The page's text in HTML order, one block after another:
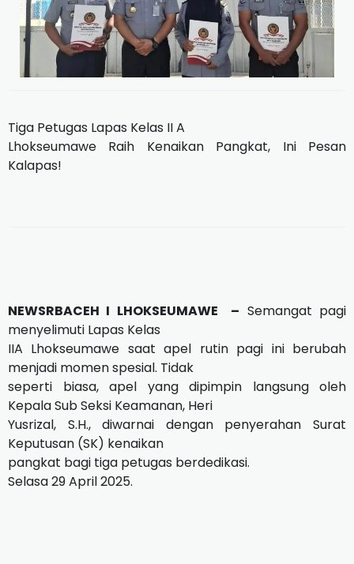
Tiga Petugas Lapas Kelas II A
Lhokseumawe Raih Kenaikan Pangkat, Ini Pesan
Kalapas!
NEWSRBACEH I LHOKSEUMAWE – Semangat pagi
menyelimuti Lapas Kelas
IIA Lhokseumawe saat apel rutin pagi ini berubah
menjadi momen spesial. Tidak
seperti biasa, apel yang dipimpin langsung oleh
Kepala Sub Seksi Keamanan, Heri
Yusrizal, S.H., diwarnai dengan penyerahan Surat
Keputusan (SK) kenaikan
pangkat bagi tiga petugas berdedikasi.
Selasa 29 April 2025.